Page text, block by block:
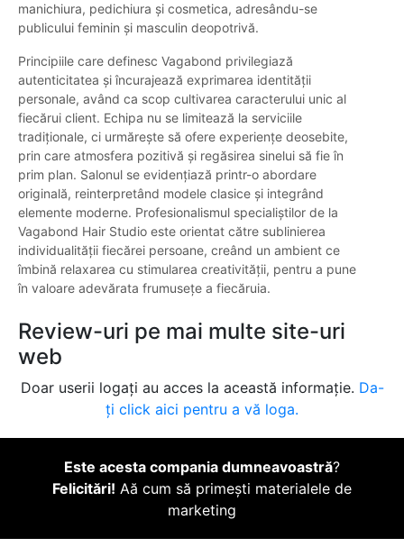
manichiura, pedichiura și cosmetica, adresându-se
publicului feminin și masculin deopotrivă.
Principiile care definesc Vagabond privilegiază
autenticitatea și încurajează exprimarea identității
personale, având ca scop cultivarea caracterului unic al
fiecărui client. Echipa nu se limitează la serviciile
tradiționale, ci urmărește să ofere experiențe deosebite,
prin care atmosfera pozitivă și regăsirea sinelui să fie în
prim plan. Salonul se evidențiază printr-o abordare
originală, reinterpretând modele clasice și integrând
elemente moderne. Profesionalismul specialiștilor de la
Vagabond Hair Studio este orientat către sublinierea
individualității fiecărei persoane, creând un ambient ce
îmbină relaxarea cu stimularea creativității, pentru a pune
în valoare adevărata frumusețe a fiecăruia.
Review-uri pe mai multe site-uri
web
Doar userii logați au acces la această informație. Da-
ți click aici pentru a vă loga.
Este acesta compania dumneavoastră?
Felicitări! Aă cum să primești materialele de
marketing